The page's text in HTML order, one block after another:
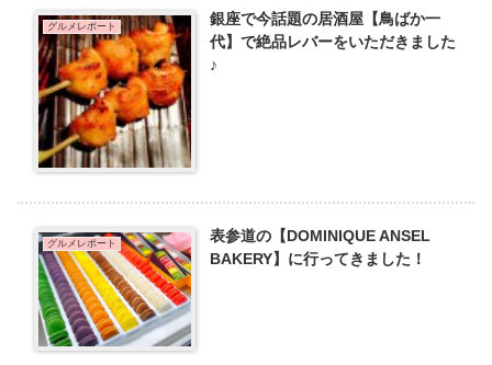
グルメレポート
銀座で今話題の居酒屋【鳥ばか一
代】で絶品レバーをいただきました
♪
グルメレポート
表参道の【DOMINIQUE ANSEL
BAKERY】に行ってきました！